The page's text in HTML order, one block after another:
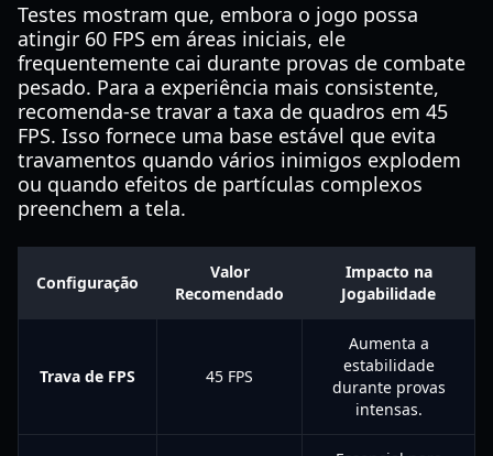
Testes mostram que, embora o jogo possa
atingir 60 FPS em áreas iniciais, ele
frequentemente cai durante provas de combate
pesado. Para a experiência mais consistente,
recomenda-se travar a taxa de quadros em 45
FPS. Isso fornece uma base estável que evita
travamentos quando vários inimigos explodem
ou quando efeitos de partículas complexos
preenchem a tela.
Configuração
Valor
Recomendado
Impacto na
Jogabilidade
Trava de FPS 45 FPS
Aumenta a
estabilidade
durante provas
intensas.